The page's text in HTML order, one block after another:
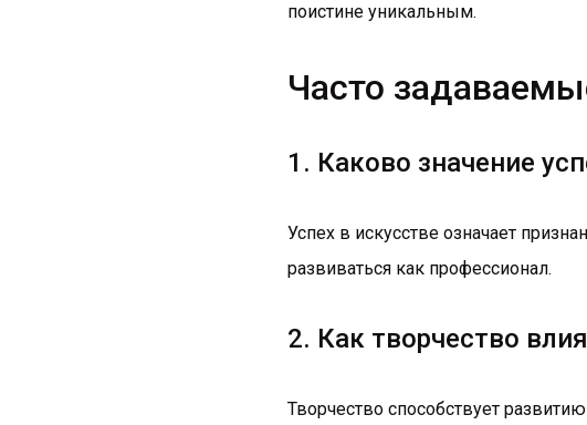
поистине уникальным.
Часто
1. Каково значение
Успех в искусстве означает
развиваться как профессионал.
2. Как творчество
Творчество способствует